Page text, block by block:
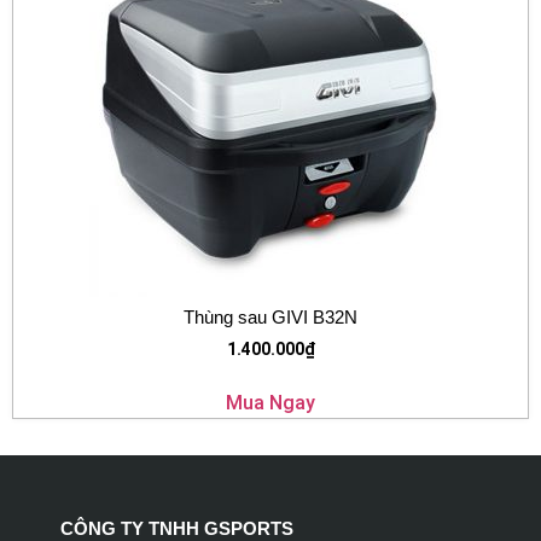
Thùng sau GIVI B32N
1.400.000₫
Mua Ngay
CÔNG TY TNHH GSPORTS